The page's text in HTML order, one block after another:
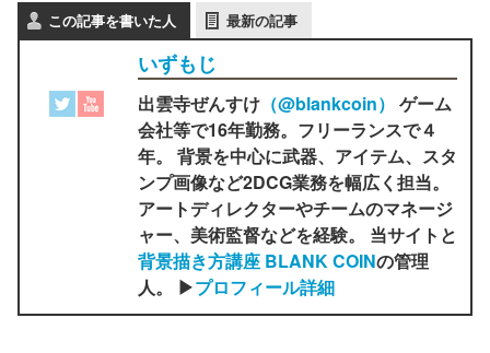
この記事を書いた人 最新の記事
いずもじ
出雲寺ぜんすけ （‎@blankcoin） ゲーム
会社等で16年勤務。フリーランスで４
年。 背景を中心に武器、アイテム、スタ
ンプ画像など2DCG業務を幅広く担当。
アートディレクターやチームのマネージ
ャー、美術監督などを経験。 当サイトと
背景描き方講座 BLANK COINの管理
人。 ▶プロフィール詳細